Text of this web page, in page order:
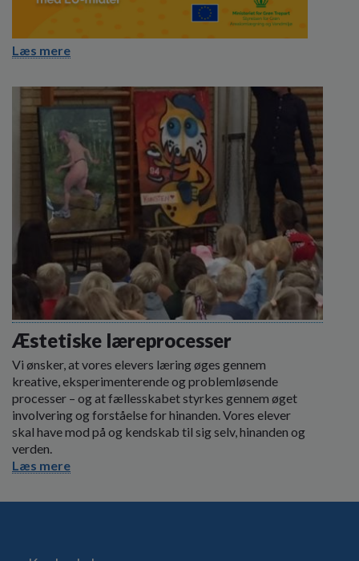
Læs mere
Æstetiske læreprocesser
Vi ønsker, at vores elevers læring øges gennem
kreative, eksperimenterende og problemløsende
processer – og at fællesskabet styrkes gennem øget
involvering og forståelse for hinanden. Vores elever
skal have mod på og kendskab til sig selv, hinanden og
verden.
Læs mere